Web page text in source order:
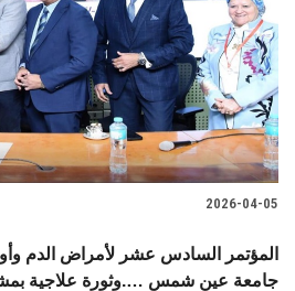
2026-04-05
المؤتمر السادس عشر لأمراض الدم
جامعة عين شمس ….وثورة علاجية